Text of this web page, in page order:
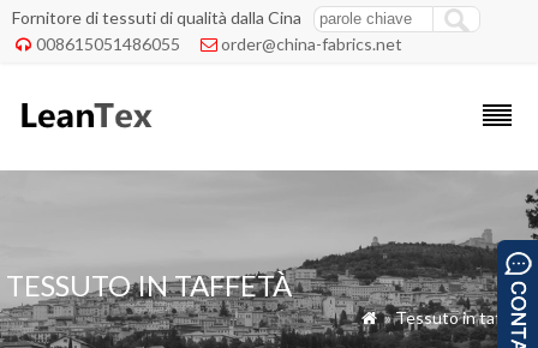
Fornitore di tessuti di qualità dalla Cina
 008615051486055  order@china-fabrics.net
TESSUTO IN TAFFETÀ
 »Tessuto in taffetà